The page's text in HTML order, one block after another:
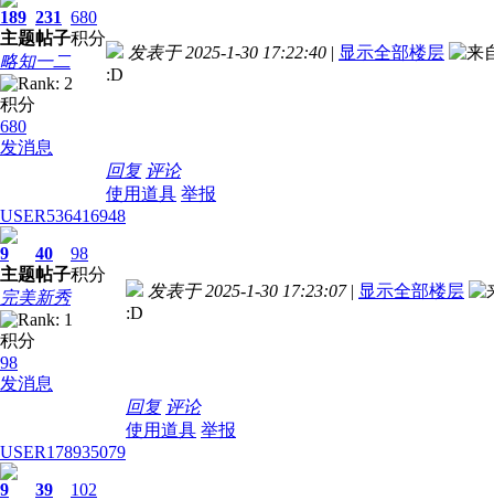
189
主题
231
帖子
680
积分
略知一二
积分
680
发消息
发表于 2025-1-30 17:22:40 | 显示全部楼层
:D
回复 评论
使用道具 举报
USER536416948
9
主题
40
帖子
98
积分
完美新秀
积分
98
发消息
发表于 2025-1-30 17:23:07 | 显示全部楼层
:D
回复 评论
使用道具 举报
USER178935079
9
39
102